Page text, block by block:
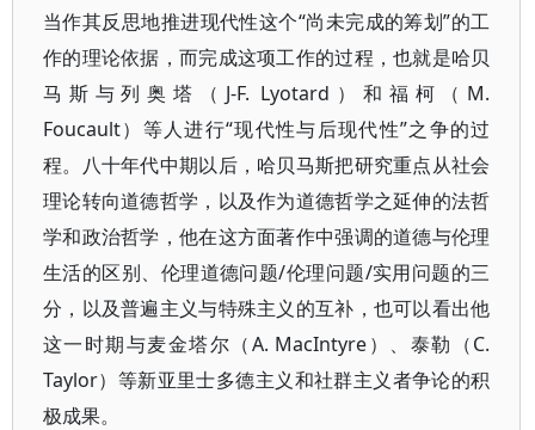
当作其反思地推进现代性这个“尚未完成的筹划”的工
作的理论依据，而完成这项工作的过程，也就是哈贝
马斯与列奥塔（J-F. Lyotard）和福柯（M.
Foucault）等人进行“现代性与后现代性”之争的过
程。八十年代中期以后，哈贝马斯把研究重点从社会
理论转向道德哲学，以及作为道德哲学之延伸的法哲
学和政治哲学，他在这方面著作中强调的道德与伦理
生活的区别、伦理道德问题/伦理问题/实用问题的三
分，以及普遍主义与特殊主义的互补，也可以看出他
这一时期与麦金塔尔（A. MacIntyre）、泰勒（C.
Taylor）等新亚里士多德主义和社群主义者争论的积
极成果。